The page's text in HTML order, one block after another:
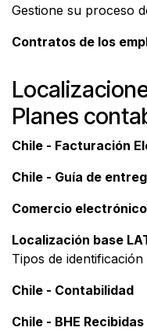
Gestione su proceso
Contratos de los
Planes
Chile - Facturación
Chile - Guía de
Comercio
Localización base
Tipos de identificación
Chile - Contabilidad
Chile - BHE Recibidas